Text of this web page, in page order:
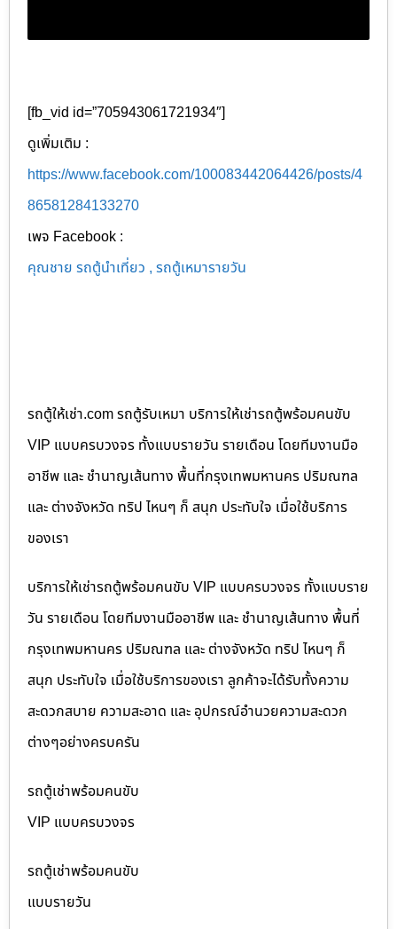
[fb_vid id=”705943061721934″]
ดูเพิ่มเติม :
https://www.facebook.com/100083442064426/posts/4
86581284133270
เพจ Facebook :
คุณชาย รถตู้นำเที่ยว , รถตู้เหมารายวัน
รถตู้ให้เช่า.com รถตู้รับเหมา บริการให้เช่ารถตู้พร้อมคนขับ
VIP แบบครบวงจร ทั้งแบบรายวัน รายเดือน โดยทีมงานมือ
อาชีพ และ ชำนาญเส้นทาง พื้นที่กรุงเทพมหานคร ปริมณฑล
และ ต่างจังหวัด ทริป ไหนๆ ก็ สนุก ประทับใจ เมื่อใช้บริการ
ของเรา
บริการให้เช่ารถตู้พร้อมคนขับ VIP แบบครบวงจร ทั้งแบบราย
วัน รายเดือน โดยทีมงานมืออาชีพ และ ชำนาญเส้นทาง พื้นที่
กรุงเทพมหานคร ปริมณฑล และ ต่างจังหวัด ทริป ไหนๆ ก็
สนุก ประทับใจ เมื่อใช้บริการของเรา ลูกค้าจะได้รับทั้งความ
สะดวกสบาย ความสะอาด และ อุปกรณ์อำนวยความสะดวก
ต่างๆอย่างครบครัน
รถตู้เช่าพร้อมคนขับ
VIP แบบครบวงจร
รถตู้เช่าพร้อมคนขับ
แบบรายวัน